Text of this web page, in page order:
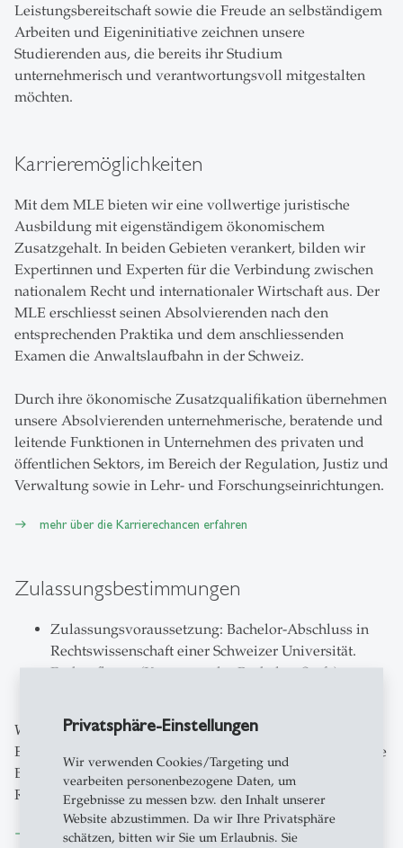
Privatsphäre-Einstellungen
Wir verwenden Cookies/Targeting und
vearbeiten personenbezogene Daten, um
Ergebnisse zu messen bzw. den Inhalt unserer
Website abzustimmen. Da wir Ihre Privatsphäre
schätzen, bitten wir Sie um Erlaubnis. Sie
Leistungsbereitschaft sowie die Freude an selbständigem
Arbeiten und Eigeninitiative zeichnen unsere
Studierenden aus, die bereits ihr Studium
unternehmerisch und verantwortungsvoll mitgestalten
möchten.
Karrieremöglichkeiten
Mit dem MLE bieten wir eine vollwertige juristische
Ausbildung mit eigenständigem ökonomischem
Zusatzgehalt. In beiden Gebieten verankert, bilden wir
Expertinnen und Experten für die Verbindung zwischen
nationalem Recht und internationaler Wirtschaft aus. Der
MLE erschliesst seinen Absolvierenden nach den
entsprechenden Praktika und dem anschliessenden
Examen die Anwaltslaufbahn in der Schweiz.
Durch ihre ökonomische Zusatzqualifikation übernehmen
unsere Absolvierenden unternehmerische, beratende und
leitende Funktionen in Unternehmen des privaten und
öffentlichen Sektors, im Bereich der Regulation, Justiz und
Verwaltung sowie in Lehr- und Forschungseinrichtungen.
mehr über die Karrierechancen erfahren
Zulassungsbestimmungen
Zulassungsvoraussetzung: Bachelor-Abschluss in
Rechtswissenschaft einer Schweizer Universität.
Fachauflagen (Kurse aus der Bachelor- Stufe)
Wenn Sie über einen fachfremden oder ausländischen
Erstabschluss verfügen, informieren Sie sich bitte über die
Bestimmungen für ein Bachelor-Zweitstudium in
Rechtswissenschaft mit Wirtschaftswissenschaften.
mehr über die Zulassungsbestimmungen erfahren